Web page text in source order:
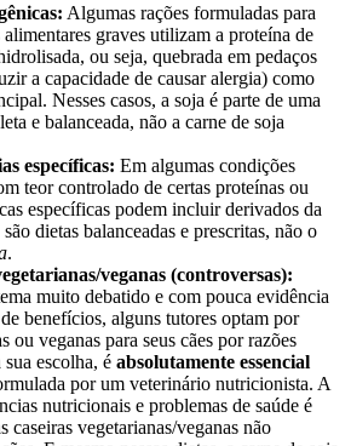
Algumas rações formuladas para
alimentares graves utilizam a proteína de
ou seja, quebrada em pedaços
a capacidade de causar alergia) como
Nesses casos, a soja é parte de uma
e balanceada, não a carne de soja
específicas: Em algumas condições
teor controlado de certas proteínas ou
específicas podem incluir derivados da
dietas balanceadas e prescritas, não o
.
veganas (controversas):
muito debatido e com pouca evidência
benefícios, alguns tutores optam por
ou veganas para seus cães por razões
sua escolha, é absolutamente essencial
por um veterinário nutricionista. A
nutricionais e problemas de saúde é
caseiras vegetarianas/veganas não